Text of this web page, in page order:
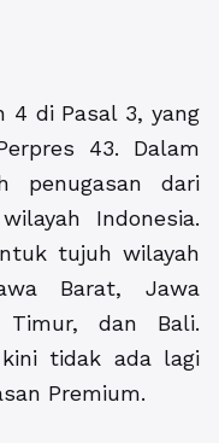
4 di Pasal 3, yang
43. Dalam
penugasan dari
Indonesia.
tujuh wilayah
Barat, Jawa
Timur, dan Bali.
tidak ada lagi
Premium.